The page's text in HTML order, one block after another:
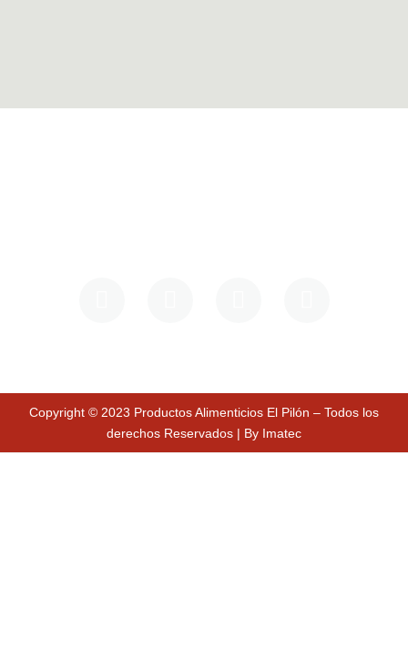
Copyright © 2023 Productos Alimenticios El Pilón – Todos los
derechos Reservados | By Imatec